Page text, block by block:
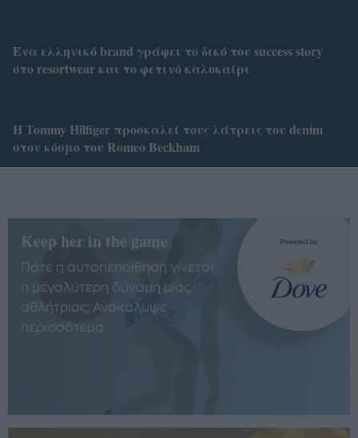
Ένα ελληνικό brand γράφει το δικό του success story
στο resortwear και το φετινό καλοκαίρι
Η Tommy Hilfiger προσκαλεί τους λάτρεις του denim
στον κόσμο του Romeo Beckham
Keep her in the game
Πότε η αυτοπεποίθηση γίνεται
η μεγαλύτερη δύναμη μίας
αθλήτριας; Ανακάλυψε
περισσότερα